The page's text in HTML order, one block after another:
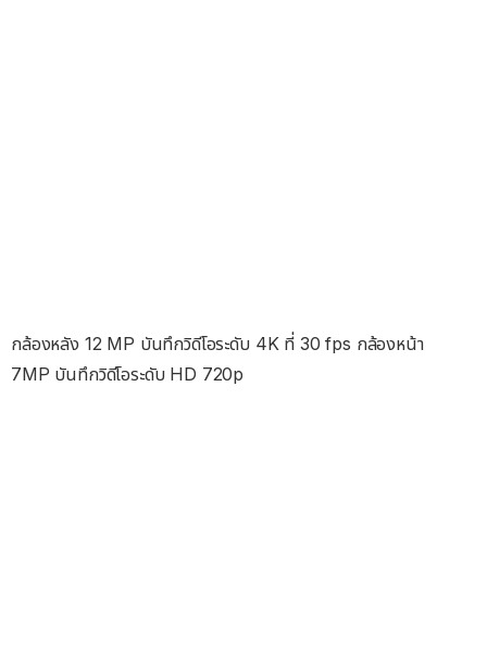
กล้องหลัง 12 MP บันทึกวิดีโอระดับ 4K ที่ 30 fps กล้องหน้า
7MP บันทึกวิดีโอระดับ HD 720p